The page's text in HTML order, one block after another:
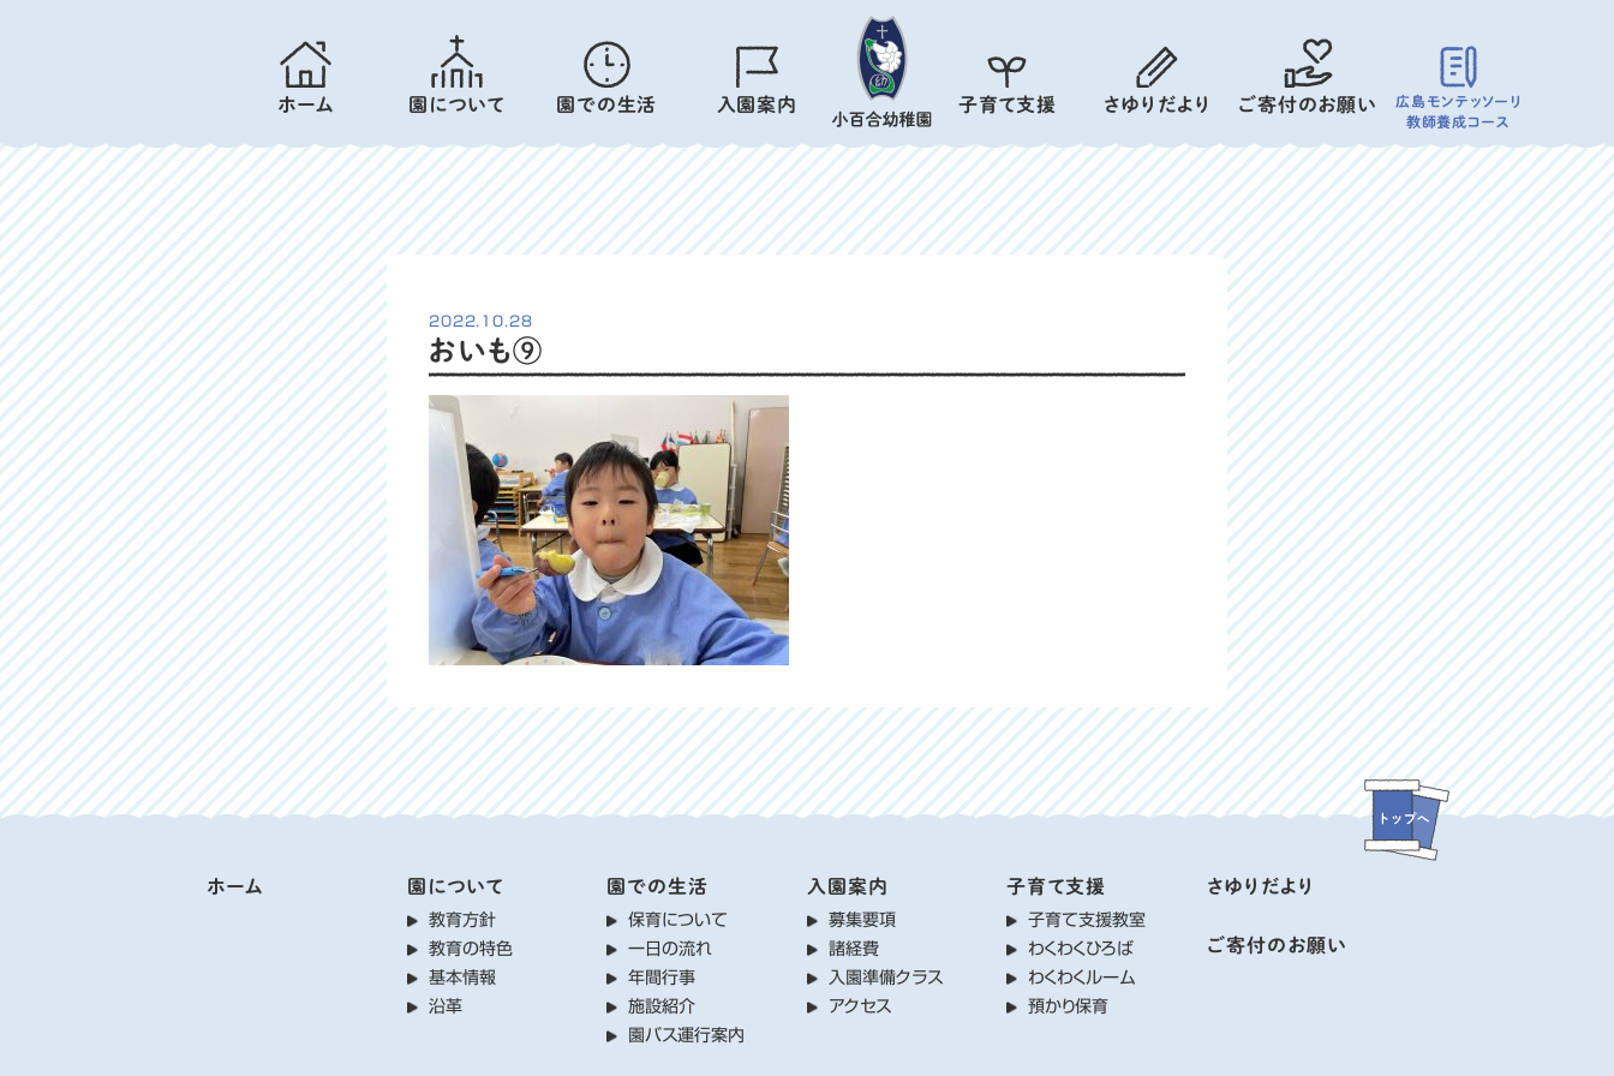
ホーム 園について 園での生活 入園案内 子育て支援 さゆりだより ご寄付のお願い
広島モンテッソーリ
教師養成コース
2022.10.28
おいも⑨
ホーム 園について
教育方針
教育の特色
基本情報
沿革
園での生活
保育について
一日の流れ
年間行事
施設紹介
園バス運行案内
入園案内
募集要項
諸経費
入園準備クラス
アクセス
子育て支援
子育て支援教室
わくわくひろば
わくわくルーム
預かり保育
さゆりだより
ご寄付のお願い